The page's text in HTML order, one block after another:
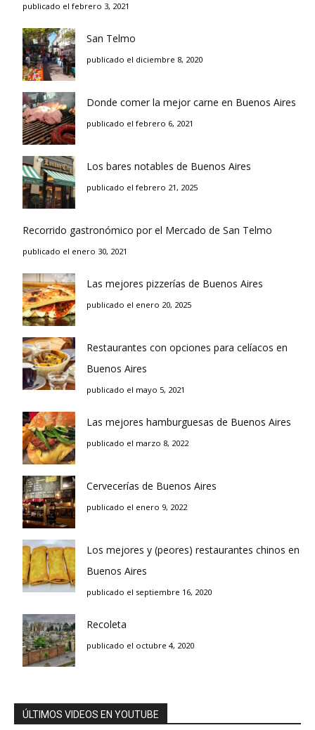
publicado el febrero 3, 2021
San Telmo
publicado el diciembre 8, 2020
Donde comer la mejor carne en Buenos Aires
publicado el febrero 6, 2021
Los bares notables de Buenos Aires
publicado el febrero 21, 2025
Recorrido gastronómico por el Mercado de San Telmo
publicado el enero 30, 2021
Las mejores pizzerías de Buenos Aires
publicado el enero 20, 2025
Restaurantes con opciones para celíacos en
Buenos Aires
publicado el mayo 5, 2021
Las mejores hamburguesas de Buenos Aires
publicado el marzo 8, 2022
Cervecerías de Buenos Aires
publicado el enero 9, 2022
Los mejores y (peores) restaurantes chinos en
Buenos Aires
publicado el septiembre 16, 2020
Recoleta
publicado el octubre 4, 2020
ÚLTIMOS VIDEOS EN YOUTUBE